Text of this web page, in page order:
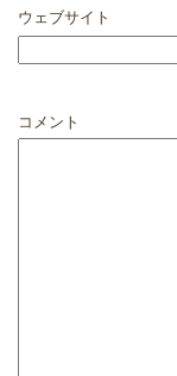
ウェブサイト
コメント